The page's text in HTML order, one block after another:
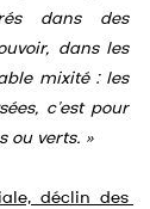
dans des
dans les
mixité : les
c’est pour
ou verts. »
déclin des